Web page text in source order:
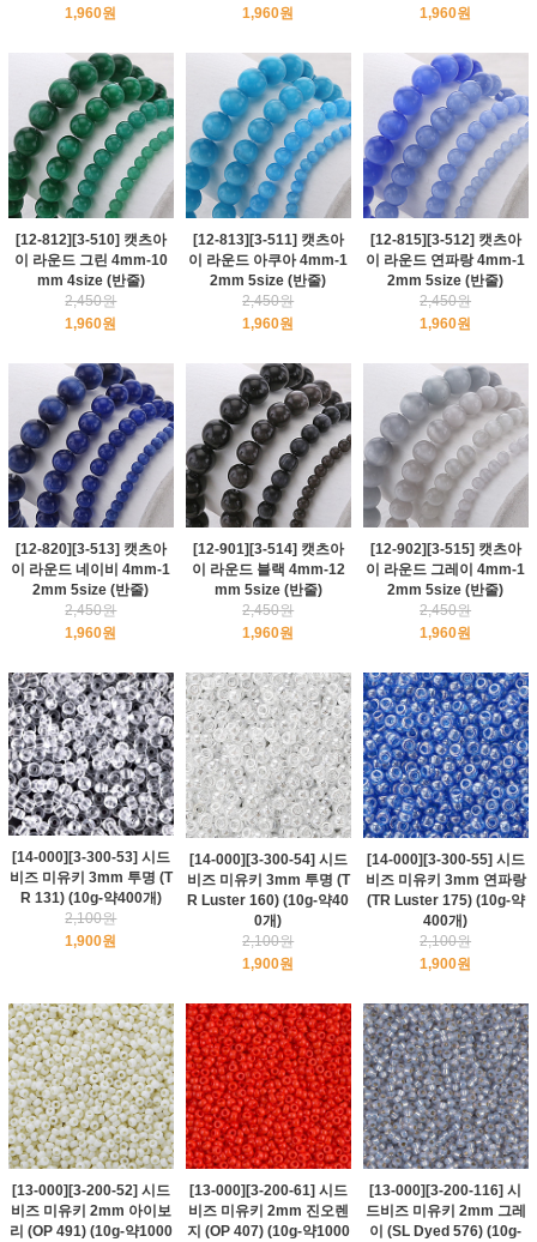
1,960원
1,960원
1,960원
[12-812][3-510] 캣츠아
이 라운드 그린 4mm-10
mm 4size (반줄)
2,450원
1,960원
[12-813][3-511] 캣츠아
이 라운드 아쿠아 4mm-1
2mm 5size (반줄)
2,450원
1,960원
[12-815][3-512] 캣츠아
이 라운드 연파랑 4mm-1
2mm 5size (반줄)
2,450원
1,960원
[12-820][3-513] 캣츠아
이 라운드 네이비 4mm-1
2mm 5size (반줄)
2,450원
1,960원
[12-901][3-514] 캣츠아
이 라운드 블랙 4mm-12
mm 5size (반줄)
2,450원
1,960원
[12-902][3-515] 캣츠아
이 라운드 그레이 4mm-1
2mm 5size (반줄)
2,450원
1,960원
[14-000][3-300-53] 시드
비즈 미유키 3mm 투명 (T
R 131) (10g-약400개)
2,100원
1,900원
[14-000][3-300-54] 시드
비즈 미유키 3mm 투명 (T
R Luster 160) (10g-약40
0개)
2,100원
1,900원
[14-000][3-300-55] 시드
비즈 미유키 3mm 연파랑
(TR Luster 175) (10g-약
400개)
2,100원
1,900원
[13-000][3-200-52] 시드
비즈 미유키 2mm 아이보
리 (OP 491) (10g-약1000
[13-000][3-200-61] 시드
비즈 미유키 2mm 진오렌
지 (OP 407) (10g-약1000
[13-000][3-200-116] 시
드비즈 미유키 2mm 그레
이 (SL Dyed 576) (10g-